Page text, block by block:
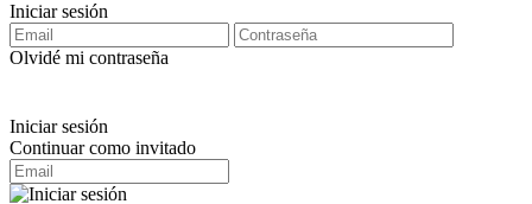
Iniciar sesión
Olvidé mi contraseña
Iniciar sesión
Continuar como invitado